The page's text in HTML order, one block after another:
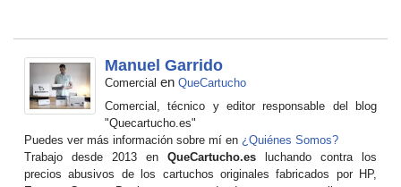
Manuel Garrido
Comercial en QueCartucho
Comercial, técnico y editor responsable del blog
"Quecartucho.es"
Puedes ver más información sobre mí en ¿Quiénes Somos?
Trabajo desde 2013 en QueCartucho.es
luchando contra los
precios abusivos de los cartuchos originales fabricados por HP,